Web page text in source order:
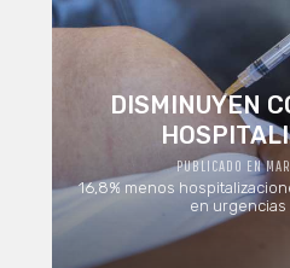
DISMINUYEN
PUBLICADO EN
16,8% menos
en urgencias